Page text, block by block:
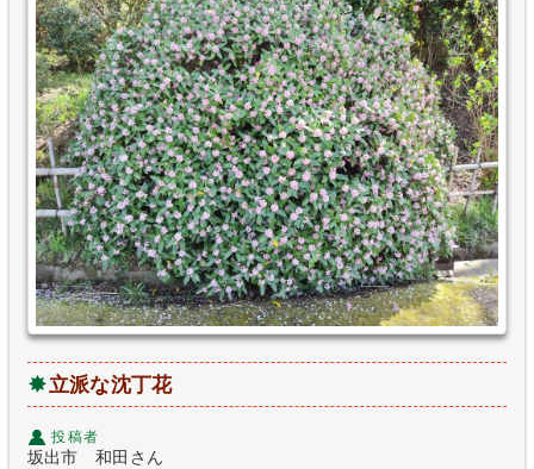
立派な沈丁花
投稿者
坂出市 和田さん